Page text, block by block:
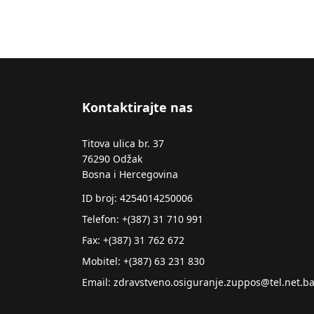
Kontaktirajte nas
Titova ulica br. 37
76290 Odžak
Bosna i Hercegovina
ID broj: 4254014250006
Telefon: +(387) 31 710 991
Fax: +(387) 31 762 672
Mobitel: +(387) 63 231 830
Email: zdravstveno.osiguranje.zuppos@tel.net.ba